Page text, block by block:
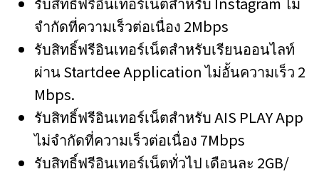
จำกัดที่ความเร็วต่อเนื่อง 2Mbps
รับสิทธิ์ฟรีอินเทอร์เน็ตสำหรับเรียนออนไลท์
ผ่าน Startdee Application ไม่อั้นความเร็ว 2
Mbps.
รับสิทธิ์ฟรีอินเทอร์เน็ตสำหรับ AIS PLAY App
ไม่จำกัดที่ความเร็วต่อเนื่อง 7Mbps
รับสิทธิ์ฟรีอินเทอร์เน็ตทั่วไป เดือนละ 2GB/